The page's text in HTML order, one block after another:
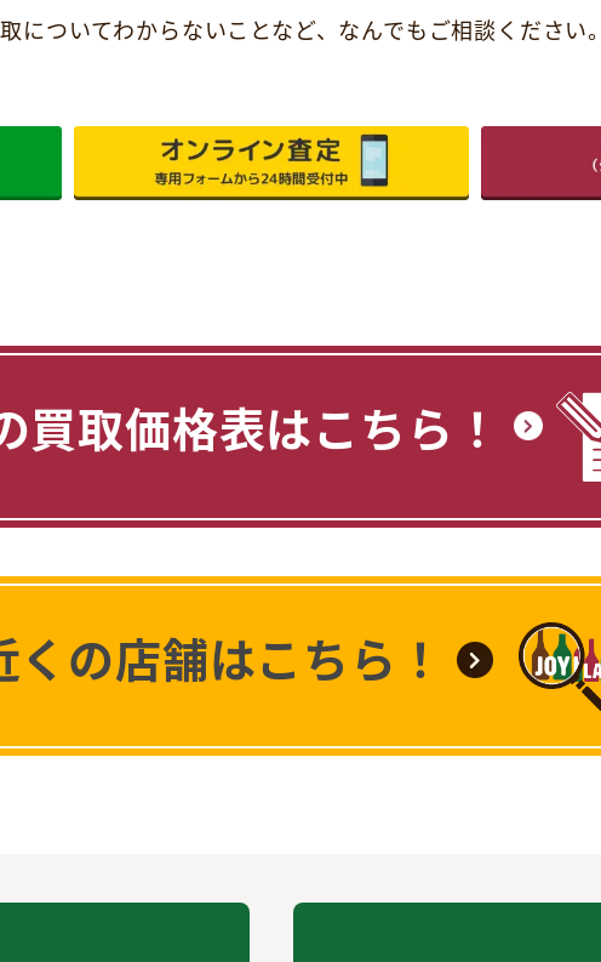
についてわからないことなど、 なんでもご相談ください。
買取価格表はこちら！
くの店舗はこちら！